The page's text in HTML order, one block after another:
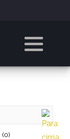
(0)